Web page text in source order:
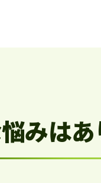
みは